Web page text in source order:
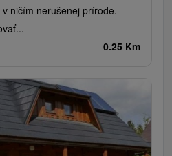
ničím nerušenej prírode.
0.25 Km